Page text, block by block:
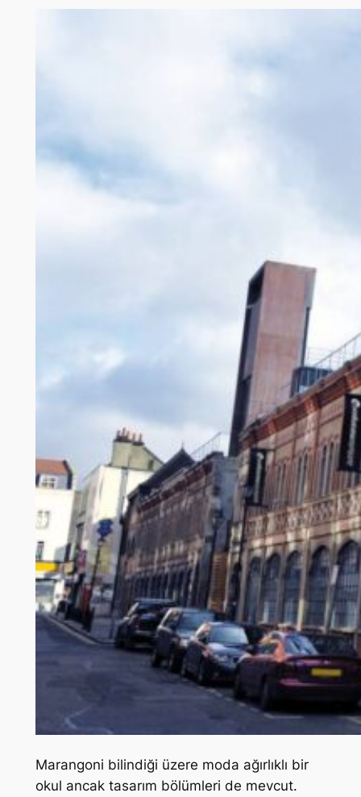
Marangoni bilindiği üzere moda ağırlıklı bir
okul ancak tasarım bölümleri de mevcut.